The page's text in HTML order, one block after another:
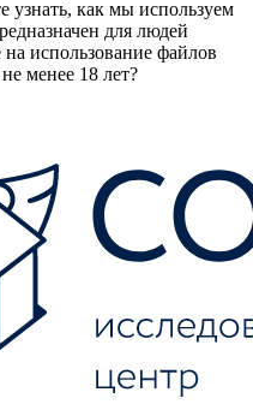
узнать, как мы используем
для людей
использование файлов
менее 18 лет?